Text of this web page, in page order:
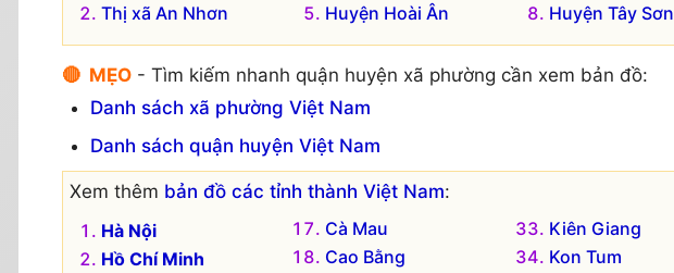
Thị xã An Nhơn
Huyện Hoài Ân
Huyện Tây Sơn
🔴 MẸO - Tìm kiếm nhanh quận huyện xã phường cần xem bản đồ:
Danh sách xã phường Việt Nam
Danh sách quận huyện Việt Nam
Xem thêm bản đồ các tỉnh thành Việt Nam:
Hà Nội
Hồ Chí Minh
Cà Mau
Cao Bằng
Kiên Giang
Kon Tum